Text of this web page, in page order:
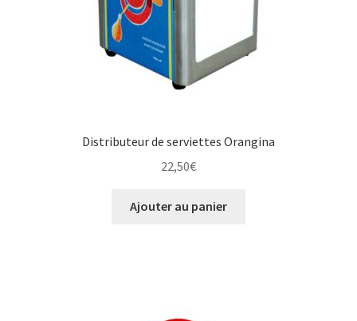
Distributeur de serviettes Orangina
22,50€
Ajouter au panier